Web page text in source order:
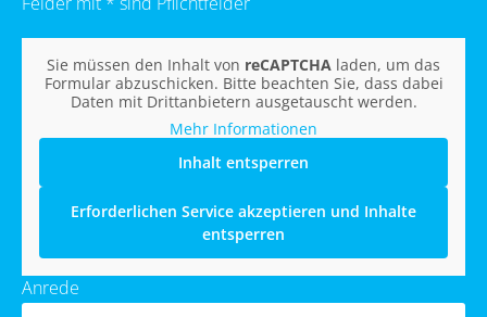
Sie müssen den Inhalt von reCAPTCHA laden, um das
Formular abzuschicken. Bitte beachten Sie, dass dabei
Daten mit Drittanbietern ausgetauscht werden.
Mehr Informationen
Inhalt entsperren
Erforderlichen Service akzeptieren und Inhalte
entsperren
Anrede